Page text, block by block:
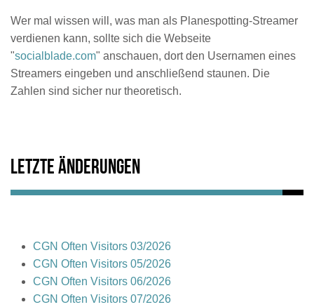
Wer mal wissen will, was man als Planespotting-Streamer
verdienen kann, sollte sich die Webseite
"socialblade.com" anschauen, dort den Usernamen eines
Streamers eingeben und anschließend staunen. Die
Zahlen sind sicher nur theoretisch.
Letzte Änderungen
CGN Often Visitors 03/2026
CGN Often Visitors 05/2026
CGN Often Visitors 06/2026
CGN Often Visitors 07/2026